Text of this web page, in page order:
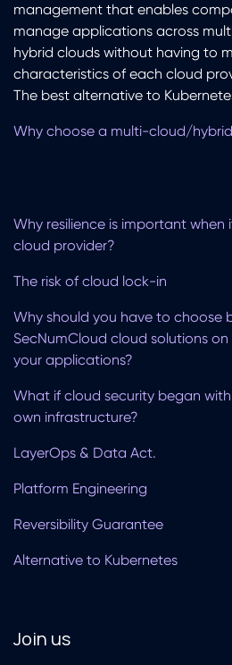
management that enables
manage applications across
hybrid clouds without having to
characteristics of each cloud
The best alternative to
Why choose a multi-cloud/
Why resilience is important
cloud provider?
The risk of cloud lock-in
Why should you have to choose
SecNumCloud cloud solutions
your applications?
What if cloud security began
own infrastructure?
LayerOps & Data Act.
Platform Engineering
Reversibility Guarantee
Alternative to Kubernetes
Join us